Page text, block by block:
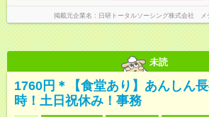
掲載元企業名 日研トータルソーシング株式会社 メ
未読
1760円＊【食堂あり】あんしん
時！土日祝休み！事務